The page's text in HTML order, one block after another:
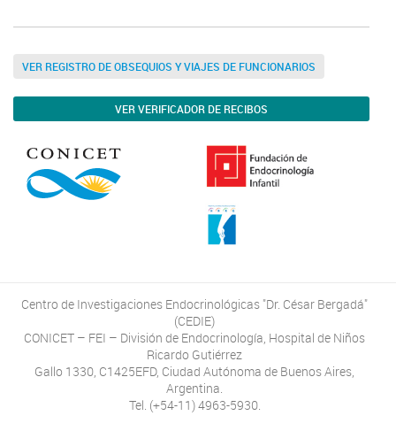
VER REGISTRO DE OBSEQUIOS Y VIAJES DE FUNCIONARIOS
VER VERIFICADOR DE RECIBOS
Centro de Investigaciones Endocrinológicas "Dr. César Bergadá"
(CEDIE)
CONICET – FEI – División de Endocrinología, Hospital de Niños
Ricardo Gutiérrez
Gallo 1330, C1425EFD, Ciudad Autónoma de Buenos Aires,
Argentina.
Tel. (+54-11) 4963-5930.